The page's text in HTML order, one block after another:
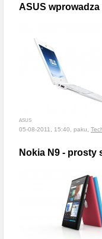
ASUS
ASUS
05-08-2011, 15:40, paku,
Nokia N9 - prosty